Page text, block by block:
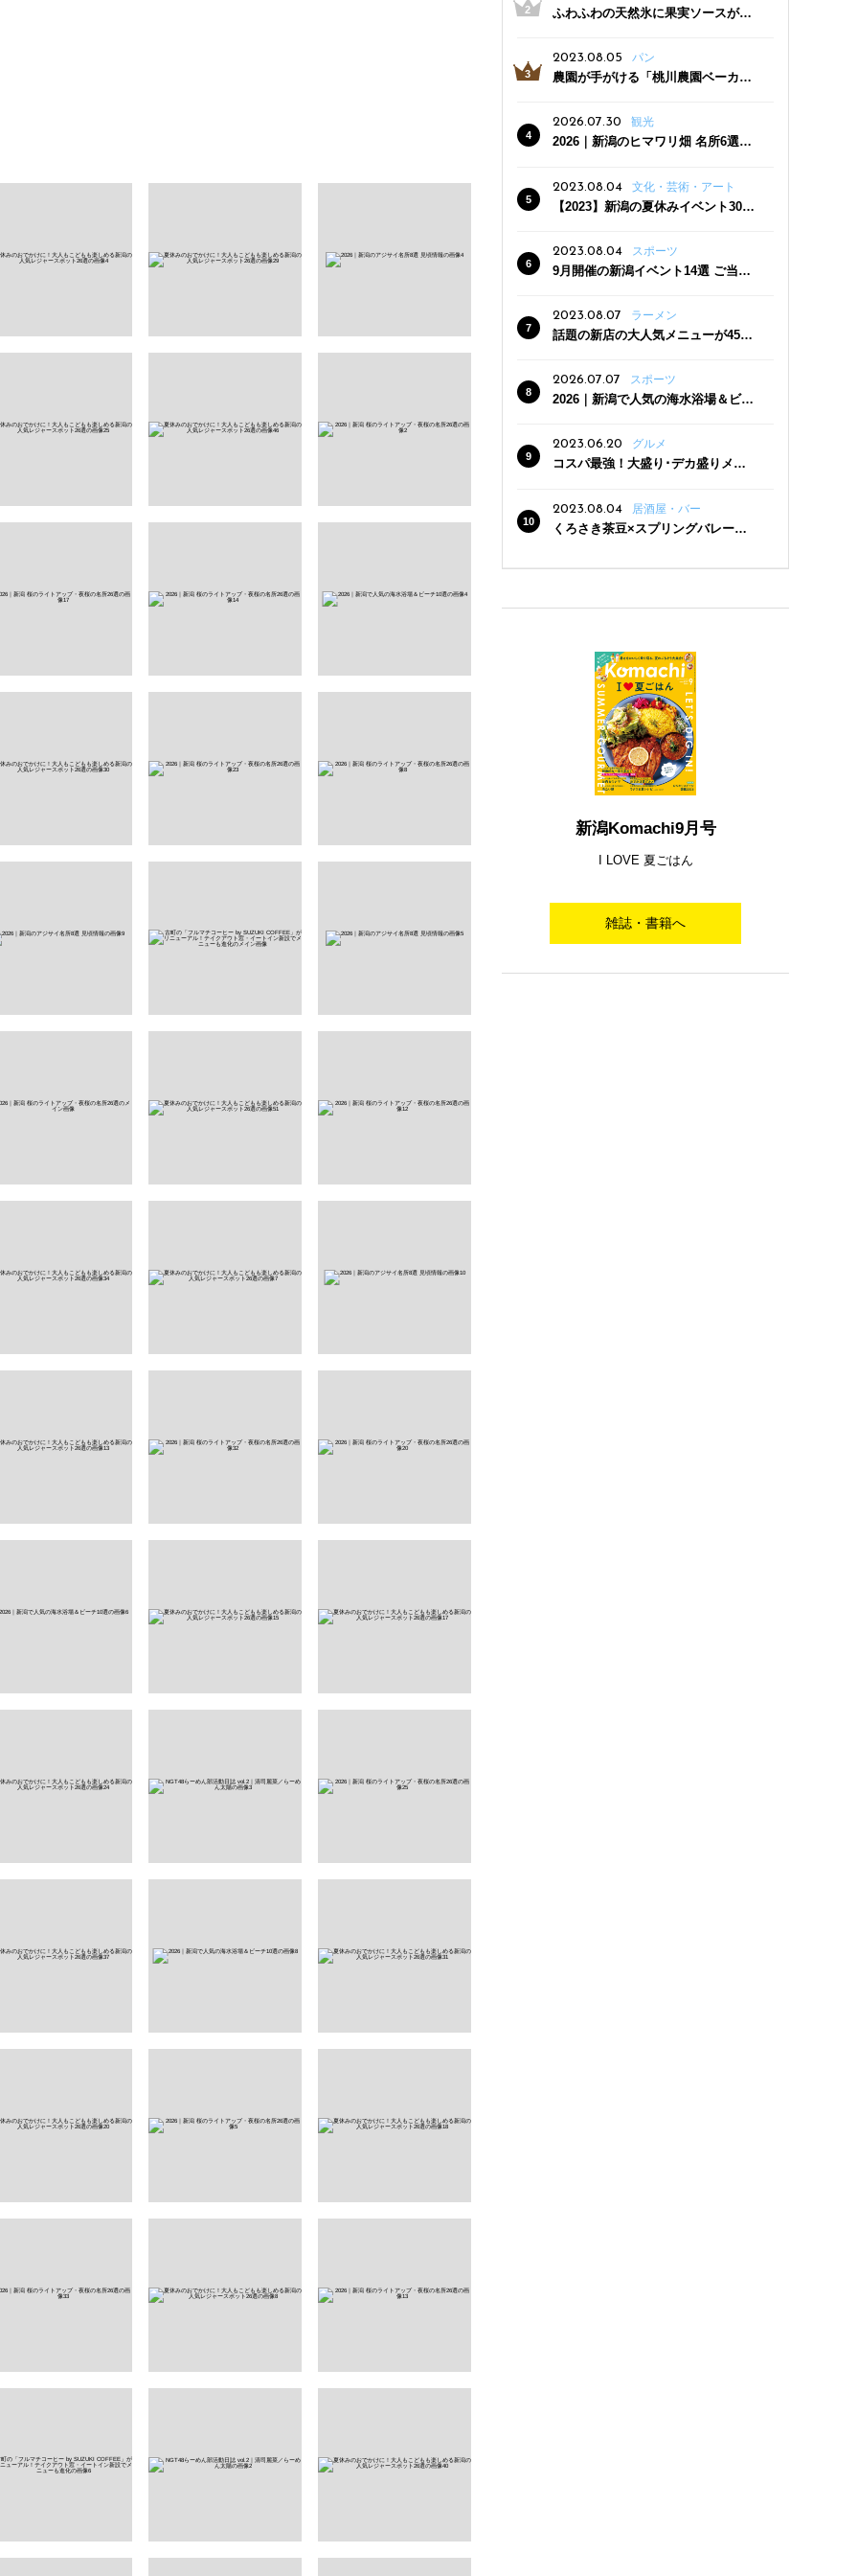
ふわふわの天然氷に果実ソースがた
三条駅近くにオープン
2023.08.05 パン
農園が手がける「桃川農園ベーカリ
った焼きたてパンのほか、ジェラー
トやスムージーも
2026.07.30 観光
2026｜新潟のヒマワリ畑 名所6選
2023.08.04
文化・芸術・アート
【2023】新潟の夏休みイベント30
2023.08.04
スポーツ
9月開催の新潟イベント14選 ご当地
2023.08.07 ラーメン
話題の新店の大人気メニューが450
クーポン登場
2026.07.07 スポーツ
2026｜新潟で人気の海水浴場＆ビー
2023.06.20
グルメ
コスパ最強！大盛り･デカ盛りメニ
2023.08.04
居酒屋・バー
くろさき茶豆×スプリングバレー豊
新潟Komachi9月号
I LOVE 夏ごはん
雑誌・書籍へ